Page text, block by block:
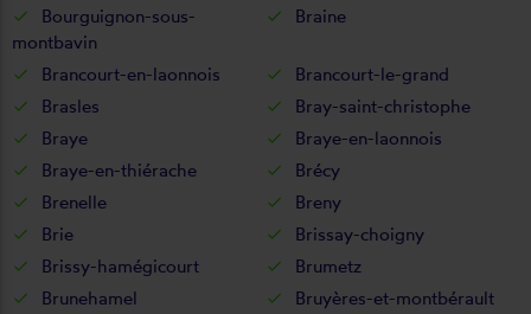
Bourguignon-sous-
montbavin
Braine
Brancourt-en-laonnois
Brancourt-le-grand
Brasles
Bray-saint-christophe
Braye
Braye-en-laonnois
Braye-en-thiérache
Brécy
Brenelle
Breny
Brie
Brissay-choigny
Brissy-hamégicourt
Brumetz
Brunehamel
Bruyères-et-montbérault